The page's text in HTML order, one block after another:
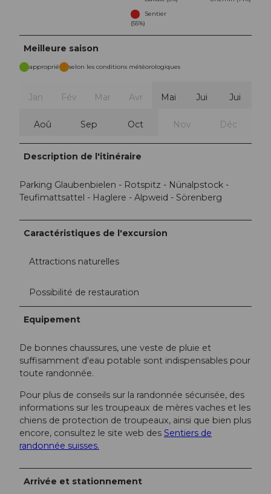
Sentier
(55%)
Meilleure saison
approprié selon les conditions météorologiques
Jan Fév Mar Avr Mai Jui Jui
Aoû Sep Oct Nov Déc
Description de l'itinéraire
Parking Glaubenbielen - Rotspitz - Nünalpstock -
Teufimattsattel - Haglere - Alpweid - Sörenberg
Caractéristiques de l'excursion
Attractions naturelles
Possibilité de restauration
Equipement
De bonnes chaussures, une veste de pluie et
suffisamment d'eau potable sont indispensables pour
toute randonnée.
Pour plus de conseils sur la randonnée sécurisée, des
informations sur les troupeaux de mères vaches et les
chiens de protection de troupeaux, ainsi que bien plus
encore, consultez le site web des Sentiers de
randonnée suisses.
Arrivée et stationnement